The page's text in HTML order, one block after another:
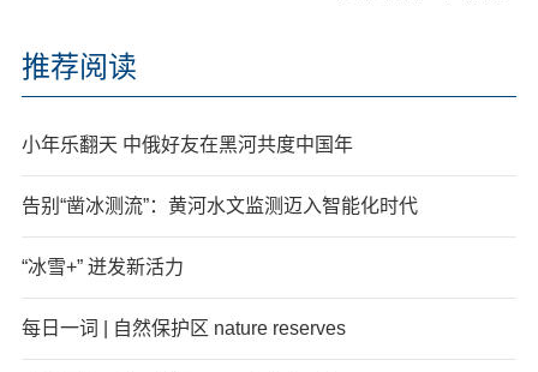
推荐阅读
小年乐翻天 中俄好友在黑河共度中国年
告别“凿冰测流”：黄河水文监测迈入智能化时代
“冰雪+” 迸发新活力
每日一词 | 自然保护区 nature reserves